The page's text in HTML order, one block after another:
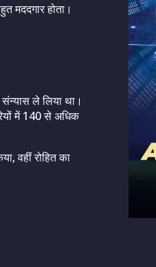
मददगार होता।
ले लिया था।
में 140 से अधिक
वहीं रोहित का